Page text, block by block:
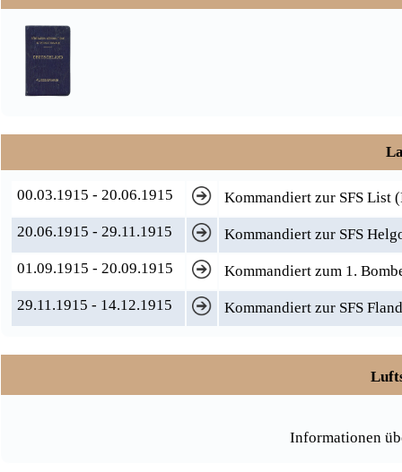
00.03.1915 - 20.06.1915
Kommandiert zur SFS List
20.06.1915 - 29.11.1915
Kommandiert zur SFS
01.09.1915 - 20.09.1915
Kommandiert zum 1.
29.11.1915 - 14.12.1915
Kommandiert zur SFS
Informationen